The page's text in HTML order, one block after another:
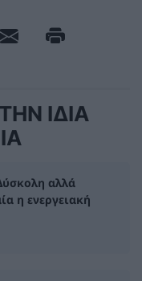
ΙΔΙΑ
αλλά
η ενεργειακή